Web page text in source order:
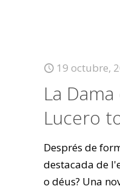
19 octubre,
La
Lucero
Després de
destacada de
o déus? Una